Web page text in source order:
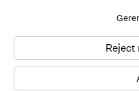
Reject